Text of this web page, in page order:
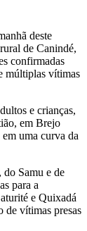
deste
de Canindé,
confirmadas
múltiplas vítimas
e crianças,
em Brejo
uma curva da
Samu e de
para a
e Quixadá
de vítimas presas